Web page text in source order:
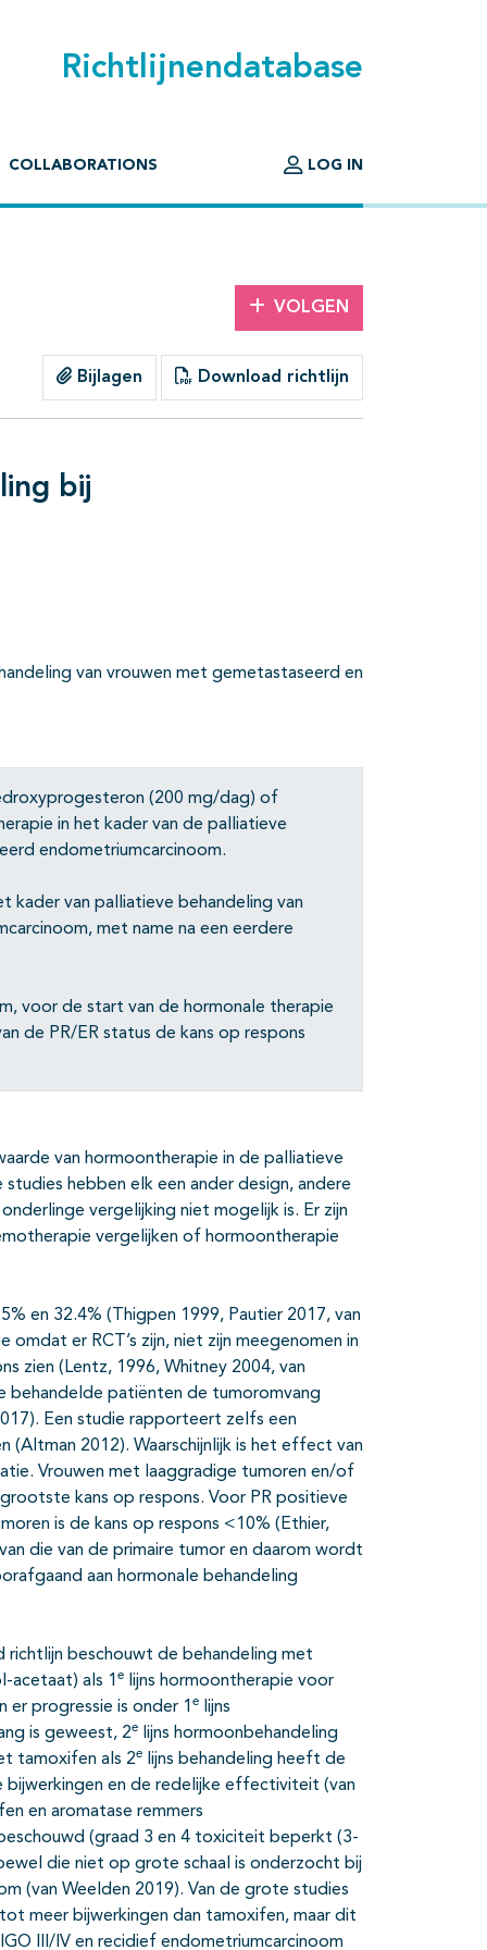
Richtlijnendatabase
COLLABORATIONS LOG IN
VOLGEN
Bijlagen Download richtlijn
bij
van vrouwen met gemetastaseerd en
(200 mg/dag) of
in het kader van de palliatieve
endometriumcarcinoom.
kader van palliatieve behandeling van
met name na een eerdere
voor de start van de hormonale therapie
de PR/ER status de kans op respons
van hormoontherapie in de palliatieve
hebben elk een ander design, andere
vergelijking niet mogelijk is. Er zijn
vergelijken of hormoontherapie
en 32.4% (Thigpen 1999, Pautier 2017, van
er RCT’s zijn, niet zijn meegenomen in
zien (Lentz, 1996, Whitney 2004, van
behandelde patiënten de tumoromvang
Een studie rapporteert zelfs een
(Altman 2012). Waarschijnlijk is het effect van
Vrouwen met laaggradige tumoren en/of
kans op respons. Voor PR positieve
is de kans op respons <10% (Ethier,
die van de primaire tumor en daarom wordt
aan hormonale behandeling
richtlijn beschouwt de behandeling met
acetaat) als 1 e lijns hormoontherapie voor
er progressie is onder 1 e lijns
is geweest, 2e lijns hormoonbehandeling
tamoxifen als 2e lijns behandeling heeft de
bijwerkingen en de redelijke effectiviteit (van
en aromatase remmers
(graad 3 en 4 toxiciteit beperkt (3-
die niet op grote schaal is onderzocht bij
(van Weelden 2019). Van de grote studies
meer bijwerkingen dan tamoxifen, maar dit
III/IV en recidief endometriumcarcinoom